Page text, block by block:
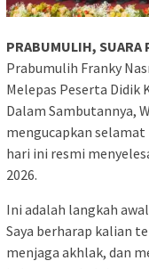
PRABUMULIH, SUARA
Prabumulih Franky
Melepas Peserta Didik
Dalam Sambutannya,
mengucapkan selamat
hari ini resmi
2026.
Ini adalah langkah
Saya berharap kalian
menjaga akhlak, dan